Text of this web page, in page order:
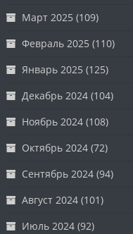
Март 2025 (109)
Февраль 2025 (110)
Январь 2025 (125)
Декабрь 2024 (104)
Ноябрь 2024 (108)
Октябрь 2024 (72)
Сентябрь 2024 (94)
Август 2024 (101)
Июль 2024 (92)